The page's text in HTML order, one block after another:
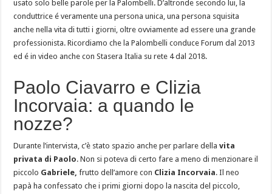
usato solo belle parole per la Palombelli. D’altronde secondo lui, la
conduttrice é veramente una persona unica, una persona squisita
anche nella vita di tutti i giorni, oltre ovviamente ad essere una grande
professionista. Ricordiamo che la Palombelli conduce Forum dal 2013
ed é in video anche con Stasera Italia su rete 4 dal 2018.
Paolo Ciavarro e Clizia
Incorvaia: a quando le
nozze?
Durante l’intervista, c’è stato spazio anche per parlare della vita
privata di Paolo. Non si poteva di certo fare a meno di menzionare il
piccolo Gabriele, frutto dell’amore con Clizia Incorvaia. Il neo
papà ha confessato che i primi giorni dopo la nascita del piccolo,